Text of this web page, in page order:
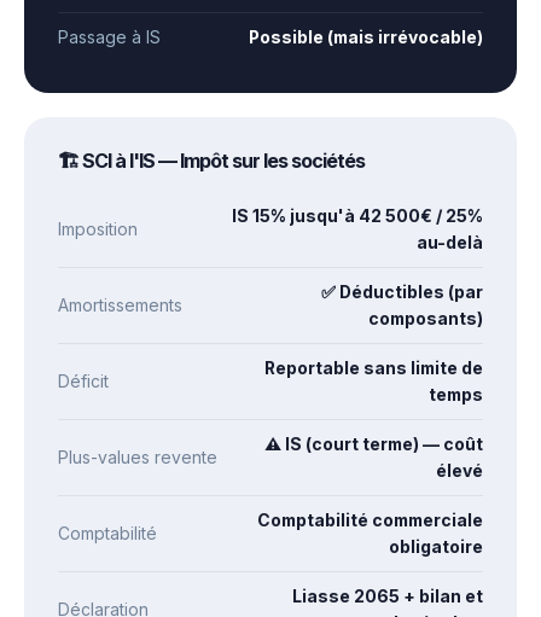
Passage à IS Possible (mais irrévocable)
🏗️ SCI à l'IS — Impôt sur les sociétés
Imposition
IS 15% jusqu'à 42 500€ / 25%
au-delà
Amortissements
✅ Déductibles (par
composants)
Déficit
Reportable sans limite de
temps
Plus-values revente
⚠️ IS (court terme) — coût
élevé
Comptabilité
Comptabilité commerciale
obligatoire
Déclaration
Liasse 2065 + bilan et